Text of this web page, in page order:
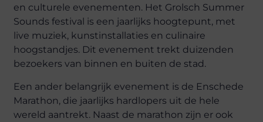
en culturele evenementen. Het Grolsch Summer
Sounds festival is een jaarlijks hoogtepunt, met
live muziek, kunstinstallaties en culinaire
hoogstandjes. Dit evenement trekt duizenden
bezoekers van binnen en buiten de stad.
Een ander belangrijk evenement is de Enschede
Marathon, die jaarlijks hardlopers uit de hele
wereld aantrekt. Naast de marathon zijn er ook